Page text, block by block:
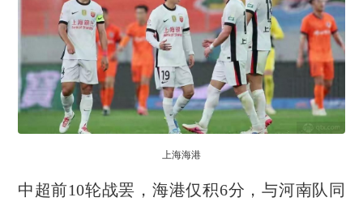
上海海港
中超前10轮战罢，海港仅积6分，与河南队同